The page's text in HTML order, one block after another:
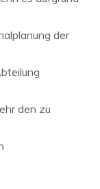
der
den zu